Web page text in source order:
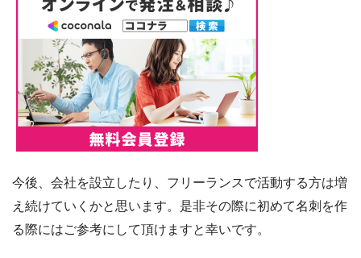
今後、会社を設立したり、フリーランスで活動する方は増
え続けていくかと思います。是非その際に初めて名刺を作
る際にはご参考にして頂けますと幸いです。